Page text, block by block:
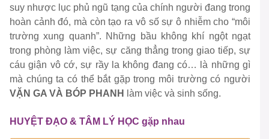
suy nhược lục phủ ngũ tạng của chính người đang trong
hoàn cảnh đó, mà còn tạo ra vô số sự ô nhiễm cho “môi
trường xung quanh”. Những bầu không khí ngột ngạt
trong phòng làm việc, sự căng thẳng trong giao tiếp, sự
cáu giận vô cớ, sự rầy la không đang có… là những gì
mà chúng ta có thể bắt gặp trong môi trường có người
VẶN GA VÀ BÓP PHANH
làm việc và sinh sống.
HUYỆT ĐẠO & TÂM LÝ HỌC gặp nhau